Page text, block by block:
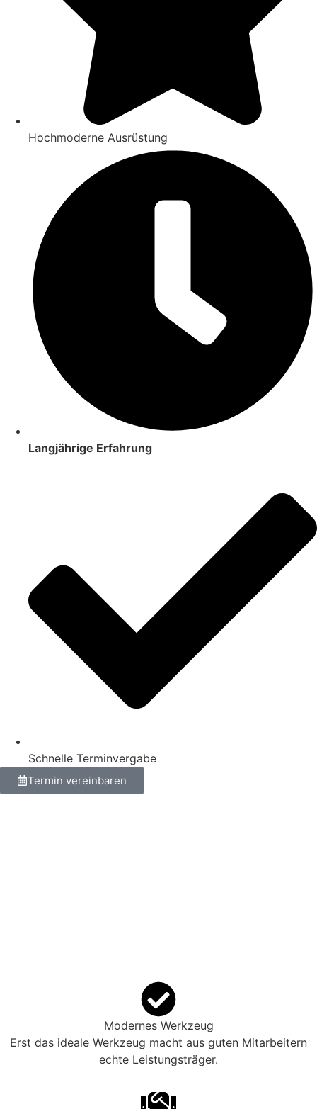
Hochmoderne Ausrüstung
Langjährige Erfahrung
Schnelle Terminvergabe
Termin vereinbaren
Modernes Werkzeug
Erst das ideale Werkzeug macht aus guten Mitarbeitern
echte Leistungsträger.